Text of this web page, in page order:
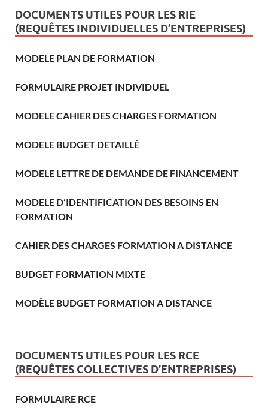
DOCUMENTS UTILES POUR LES RIE
(REQUÊTES INDIVIDUELLES D’ENTREPRISES)
MODELE PLAN DE FORMATION
FORMULAIRE PROJET INDIVIDUEL
MODELE CAHIER DES CHARGES FORMATION
MODELE BUDGET DETAILLÉ
MODELE LETTRE DE DEMANDE DE FINANCEMENT
MODELE D’IDENTIFICATION DES BESOINS EN
FORMATION
CAHIER DES CHARGES FORMATION A DISTANCE
BUDGET FORMATION MIXTE
MODÈLE BUDGET FORMATION A DISTANCE
DOCUMENTS UTILES POUR LES RCE
(REQUÊTES COLLECTIVES D’ENTREPRISES)
FORMULAIRE RCE